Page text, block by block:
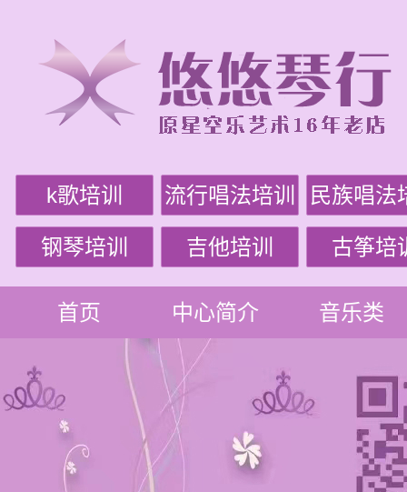
k歌培训 流行唱法培训 民族唱法
钢琴培训 吉他培训 古筝培
首页 中心简介 音乐类